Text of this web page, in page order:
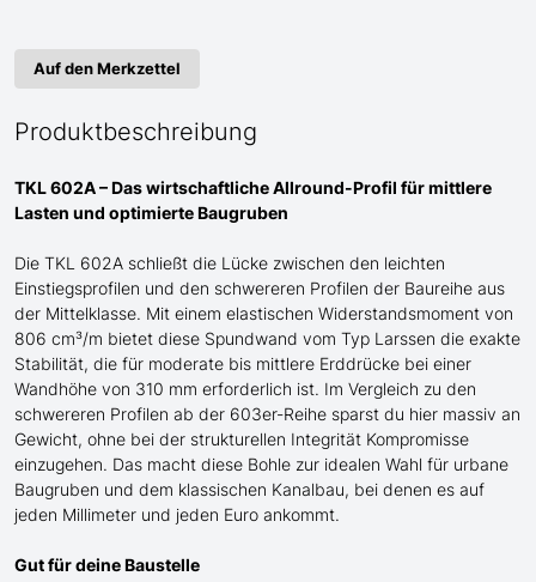
Auf den Merkzettel
Produktbeschreibung
TKL 602A – Das wirtschaftliche Allround-Profil für mittlere
Lasten und optimierte Baugruben
Die TKL 602A schließt die Lücke zwischen den leichten
Einstiegsprofilen und den schwereren Profilen der Baureihe aus
der Mittelklasse. Mit einem elastischen Widerstandsmoment von
806 cm³/m bietet diese Spundwand vom Typ Larssen die exakte
Stabilität, die für moderate bis mittlere Erddrücke bei einer
Wandhöhe von 310 mm erforderlich ist. Im Vergleich zu den
schwereren Profilen ab der 603er-Reihe sparst du hier massiv an
Gewicht, ohne bei der strukturellen Integrität Kompromisse
einzugehen. Das macht diese Bohle zur idealen Wahl für urbane
Baugruben und dem klassischen Kanalbau, bei denen es auf
jeden Millimeter und jeden Euro ankommt.
Gut für deine Baustelle